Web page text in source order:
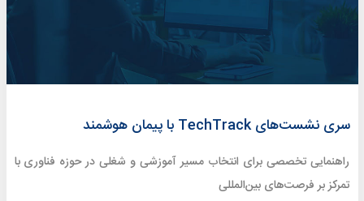
سری نشست‌های TechTrack با پیمان هوشمند
راهنمایی تخصصی برای انتخاب مسیر آموزشی و شغلی در حوزه فناوری با
تمرکز بر فرصت‌های بین‌المللی